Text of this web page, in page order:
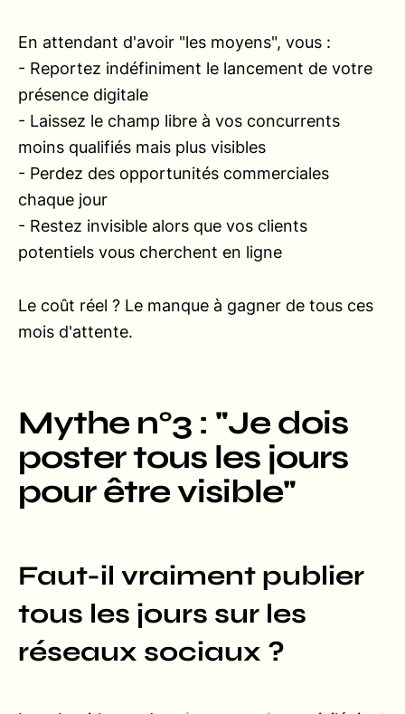
En attendant d'avoir "les moyens", vous :
- Reportez indéfiniment le lancement de votre
présence digitale
- Laissez le champ libre à vos concurrents
moins qualifiés mais plus visibles
- Perdez des opportunités commerciales
chaque jour
- Restez invisible alors que vos clients
potentiels vous cherchent en ligne
Le coût réel ? Le manque à gagner de tous ces
mois d'attente.
Mythe n°3 : "Je dois
poster tous les jours
pour être visible"
Faut-il vraiment publier
tous les jours sur les
réseaux sociaux ?